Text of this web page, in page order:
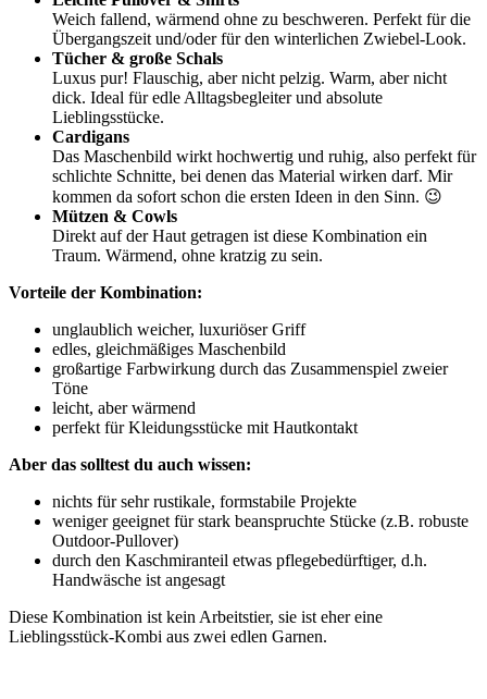
Weich fallend, wärmend ohne zu beschweren. Perfekt für die
Übergangszeit und/oder für den winterlichen Zwiebel-Look.
Tücher & große Schals
Luxus pur! Flauschig, aber nicht pelzig. Warm, aber nicht
dick. Ideal für edle Alltagsbegleiter und absolute
Lieblingsstücke.
Cardigans
Das Maschenbild wirkt hochwertig und ruhig, also perfekt für
schlichte Schnitte, bei denen das Material wirken darf. Mir
kommen da sofort schon die ersten Ideen in den Sinn. 😉
Mützen & Cowls
Direkt auf der Haut getragen ist diese Kombination ein
Traum. Wärmend, ohne kratzig zu sein.
Vorteile der Kombination:
unglaublich weicher, luxuriöser Griff
edles, gleichmäßiges Maschenbild
großartige Farbwirkung durch das Zusammenspiel zweier
Töne
leicht, aber wärmend
perfekt für Kleidungsstücke mit Hautkontakt
Aber das solltest du auch wissen:
nichts für sehr rustikale, formstabile Projekte
weniger geeignet für stark beanspruchte Stücke (z.B. robuste
Outdoor-Pullover)
durch den Kaschmiranteil etwas pflegebedürftiger, d.h.
Handwäsche ist angesagt
Diese Kombination ist kein Arbeitstier, sie ist eher eine
Lieblingsstück-Kombi aus zwei edlen Garnen.